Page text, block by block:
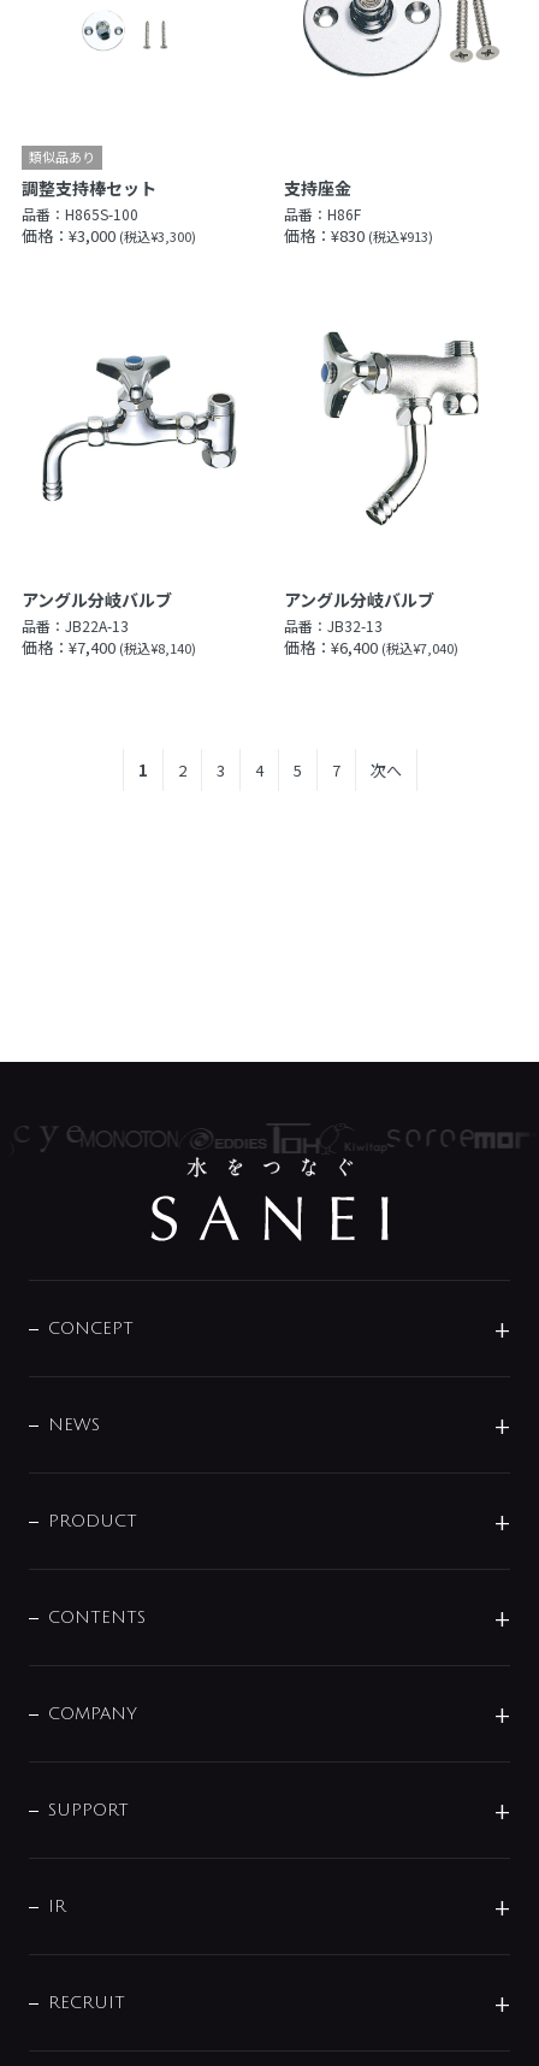
調整支持棒セット
品番： H865S-100
価格：¥3,000 (税込¥3,300)
支持座金
品番：H86F
価格：¥830 (税込¥913)
アングル分岐バルブ
品番： JB22A-13
価格：¥7,400 (税込¥8,140)
アングル分岐バルブ
品番：JB32-13
価格：¥6,400 (税込¥7,040)
1 2 3 4 5 7 次へ
CONCEPT
DESIGN
NEWS
商品に関して
その他
PRODUCT
センサー・タッチ水栓
単水栓
分岐
配管システム
バス・空調周辺用品
CONTENTS
じぶんシャワーが見つかる
COMPANY
企業理念
会社概要
事業所案内
SUPPORT
よくあるご質問
データダウンロード
IR
IRニュース
RECRUIT